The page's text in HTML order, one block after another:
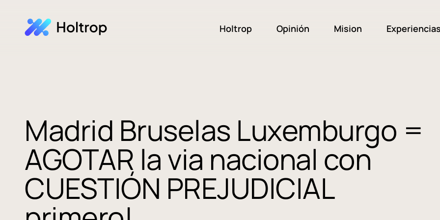
Holtrop Opinión Mision Experiencias
Madrid Bruselas Luxemburgo =
AGOTAR la via nacional con
CUESTIÓN PREJUDICIAL